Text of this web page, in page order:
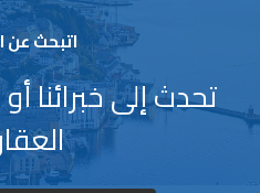
اتبحث عن
تحدث إلى خبرائنا